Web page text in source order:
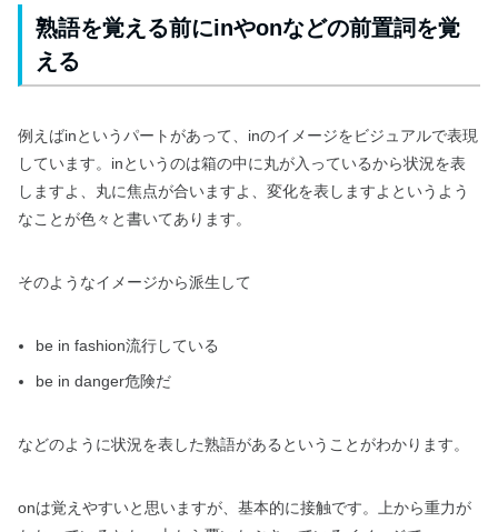
熟語を覚える前にinやonなどの前置詞を覚
える
例えばinというパートがあって、inのイメージをビジュアルで表現
しています。inというのは箱の中に丸が入っているから状況を表
しますよ、丸に焦点が合いますよ、変化を表しますよというよう
なことが色々と書いてあります。
そのようなイメージから派生して
be in fashion流行している
be in danger危険だ
などのように状況を表した熟語があるということがわかります。
onは覚えやすいと思いますが、基本的に接触です。上から重力が